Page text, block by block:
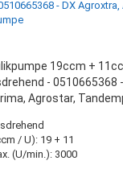
19ccm +
- 0510665368
Agrostar,
/ U): 19 + 11
(U/min.): 3000